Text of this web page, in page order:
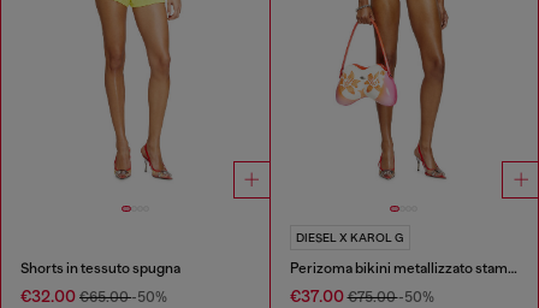
Shorts in tessuto spugna
€32.00 €65.00-50%
DIESEL X KAROL G
Perizoma bikini metallizzato stampa lotus
€37.00€75.00-50%